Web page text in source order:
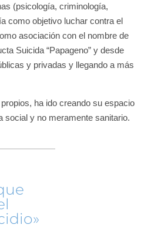
(psicología, criminología,
como objetivo luchar contra el
asociación con el nombre de
Suicida “Papageno” y desde
y privadas y llegando a más
ha ido creando su espacio
social y no meramente sanitario.